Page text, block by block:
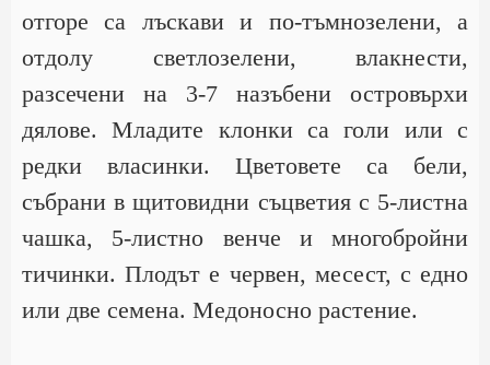
отгоре са лъскави и по-тъмнозелени, а
отдолу светлозелени, влакнести,
разсечени на 3-7 назъбени островърхи
дялове. Младите клонки са голи или с
редки власинки. Цветовете са бели,
събрани в щитовидни съцветия с 5-листна
чашка, 5-листно венче и многобройни
тичинки. Плодът е червен, месест, с едно
или две семена. Медоносно растение.